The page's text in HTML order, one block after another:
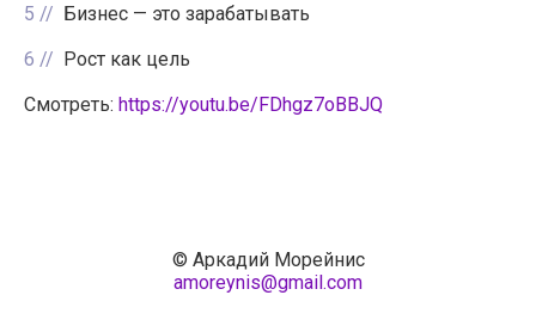
5
Бизнес — это зарабатывать
6
Рост как цель
Смотреть: https://youtu.be/FDhgz7oBBJQ
© Аркадий Морейнис
amoreynis@gmail.com